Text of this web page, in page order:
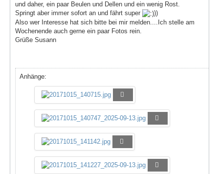
und daher, ein paar Beulen und Dellen und ein wenig Rost.
Springt aber immer sofort an und fährt super
))
Also wer Interesse hat sich bitte bei mir melden....Ich stelle am
Wochenende auch gerne ein paar Fotos rein.
Grüße Susann
Anhänge: